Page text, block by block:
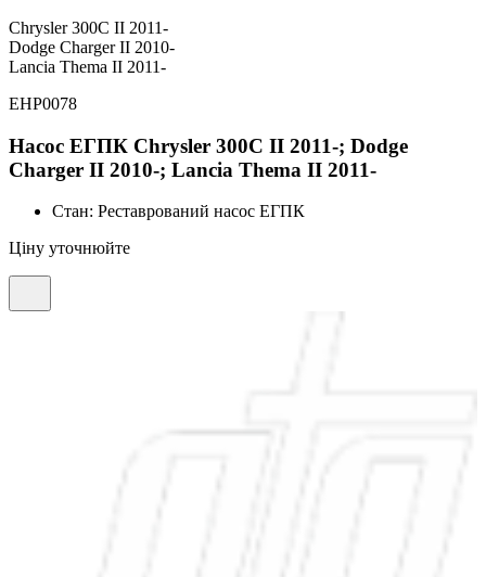
Chrysler 300C II 2011-
Dodge Charger II 2010-
Lancia Thema II 2011-
EHP0078
Насос ЕГПК Chrysler 300C II 2011-; Dodge
Charger II 2010-; Lancia Thema II 2011-
Стан: Реставрований насос ЕГПК
Ціну уточнюйте